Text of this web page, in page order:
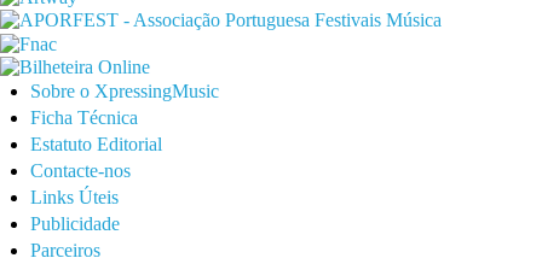
Sobre o XpressingMusic
Ficha Técnica
Estatuto Editorial
Contacte-nos
Links Úteis
Publicidade
Parceiros